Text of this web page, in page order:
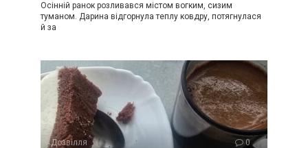
Осінній ранок розливався містом вогким, сизим
туманом. Дарина відгорнула теплу ковдру, потягнулася
й за
Дозвілля 0